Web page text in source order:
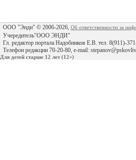
ООО "Энди" © 2006-2026, Об ответственности за
Учередитель"ООО ЭНДИ"
Гл. редактор портала Надобников Е.В. тел. 8(911)-
Телефон редакции 70-20-80, e-mail:
Для детей старше 12 лет (12+)